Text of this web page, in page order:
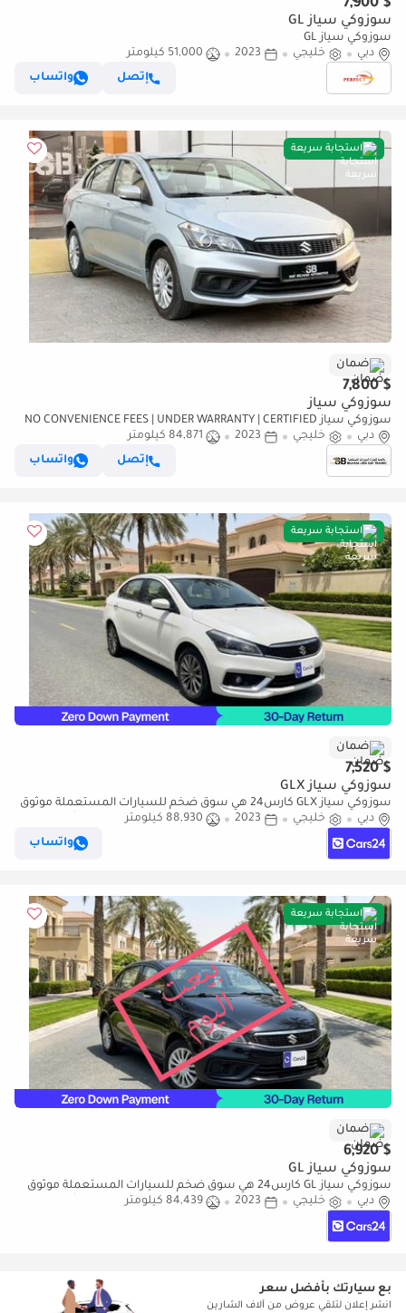
$ 7,900
سوزوكي سياز GL
سوزوكي سياز GL
دبي
خليجي 2023
51,000 كيلومتر
إتصل
واتساب
استجابة سريعة
ضمان
$ 7,800
سوزوكي سياز
سوزوكي سياز NO CONVENIENCE FEES | UNDER WARRANTY | CERTIFIED
PRE-OWNED | 0% DOWN PAYMENT
دبي خليجي 2023
84,871 كيلومتر
إتصل
واتساب
استجابة سريعة
ضمان
$ 7,520
سوزوكي سياز GLX
سوزوكي سياز GLX كارس24 هي سوق ضخم للسيارات المستعملة موثوق
ومضمون ٪كارس24 هي سوق ضخم للسيارات المستعملة موثوق
دبي خليجي 2023
88,930 كيلومتر
واتساب
استجابة سريعة
ضمان
$ 6,920
سوزوكي سياز GL
سوزوكي سياز GL كارس24 هي سوق ضخم للسيارات المستعملة موثوق
ومضمون ٪كارس24 هي سوق ضخم للسيارات المستعملة موثوق
دبي خليجي 2023 84,439 كيلومتر
بع سيارتك بأفضل سعر
انشر إعلان لتلقي عروض من آلاف الشارين